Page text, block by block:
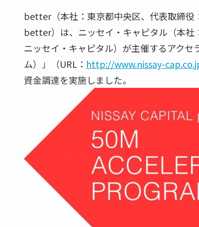
better（本社：東京都中央区、代表取締
better）は、ニッセイ・キャピタル（本社
ニッセイ・キャピタル）が主催するアク
ム）」（URL： http://www.nissay-
資金調達を実施しました。